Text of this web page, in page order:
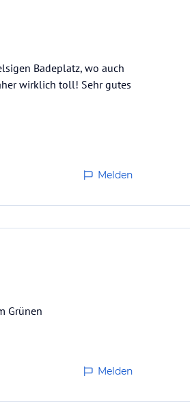
Badeplatz, wo auch
wirklich toll! Sehr gutes
Melden
Grünen
Melden